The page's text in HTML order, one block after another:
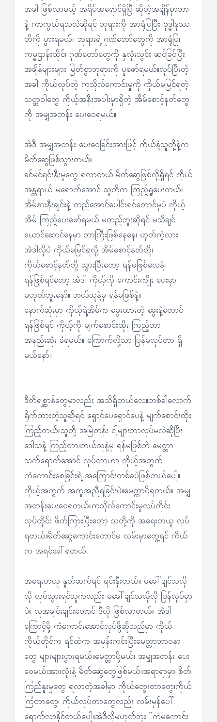
အခါ ဖြစ်လာမယ့် အရိပ်အရောင်ရှိပြီ ဆိုတဲ့အချိန်မှာဘာ
နဲ့ ကာကွယ်ရသလဲဆိုရင် ဘုရားကို အာရုံပြုပြီး ဗုဒ္ဓါနုဿ
တိကို ပွားရမယ်။ ဘုရားရဲ့ ဂုဏ်တော်တွေကို အာရုံပြု၊
ကမ္မဌာန်းထိုင်၊ ဂုဏ်တော်တွေကို နှလုံးသွင်း ဆင်ခြင်ပြီး
အချိန်များများ မြတ်စွာဘုရားကို ပူဇော်ရမယ်။လုပ်ပြီးတဲ့
အခါ ကိုယ်လုပ်တဲ့ ကုသိုလ်ကောင်းမှုကို ကိုယ်မမြင်ရတဲ့
သတ္တဝါတွေ ကိုယ့်အနီးအပါးမှာရှိတဲ့ အိမ်စောင့်နတ်တွေ
ကို အမျှအတန်း ပေးဝေရမယ်။
အဲဒီ အမျှအတန်း ပေးဝေခြင်းအားဖြင့် ကိုယ်နဲ့သူတို့နဲ့က
မိတ်ဆွေဖြစ်သွားတယ်။
ခင်မင်ရင်းနှီးမှုတွေ ရလာတယ်။မိတ်ဆွေဖြစ်လို့ရှိရင် ကိုယ်
အန္တရာယ် မရောက်အောင် သူတို့က ကြည့်ရှုပေးတယ်။
အိမ်နားနီးချင်းနဲ့ တည့်အောင်ပေါင်းရင်တောင်မှပဲ ကိုယ့်
အိမ် ကြည့်ပေးဖော်ရမယ်။မတည့်ဘူးဆိုရင် မသိချင်
ယောင်ဆောင်နေမှာ ဘာကြီးဖြစ်နေနေ၊ ဟုတ်ကဲ့လား။
အဲဒါလိုပဲ ကိုယ်မမြင်ရလို့ အိမ်စောင့်နတ်တို့၊
ကိုယ်စောင့်နတ်တို့ သွားပြီးတော့ ရန်မဖြစ်လေနဲ့။
ရန်ဖြစ်ရင်တော့ အဲဒါ ကိုယ့်ကို ကောင်းကျိုး ပေးမှာ
မဟုတ်ဘူးနော်။ ဘယ်သူနဲ့မှ ရန်မဖြစ်နဲ့။
နောက်ဆုံးမှာ ကိုယ့်ရဲ့အိမ်က မွေးထားတဲ့ ခွေးနဲ့တောင်
ရန်ဖြစ်ရင် ကိုယ့်ကို မျက်စောင်းထိုး ကြည့်တာ
အနည်းဆုံး ခံရမယ်။ ကြောက်လို့သာ ပြန်မလုပ်တာ ရှိ
မယ်နော်။
ဒီတိရစ္ဆာန်တွေမှာလည်း အသိရှိတယ်လေ။တစ်ခါလောက်
ရိုက်ထားတဲ့သူဆိုရင် ရှောင်ပေရှောင်ပေနဲ့ မျက်စောင်းထိုး
ကြည့်တယ်။သူတို့ အမြဲတန်း ငါ့များဘာလုပ်မလဲဆိုပြီး
ဒေါသနဲ့ ကြည့်တာ။ဘယ်သူနဲ့မှ ရန်မဖြစ်ဘဲ မေတ္တာ
သက်ရောက်အောင် လုပ်တာဟာ ကိုယ့်အတွက်
ကံကောင်းစေခြင်းရဲ့ အကြောင်းတစ်ခုပဲဖြစ်တယ်ပေါ့။
ကိုယ့်အတွက် အကူအညီရခြင်းပဲ။မေတ္တာပို့ရတယ်။ အမျှ
အတန်းပေးဝေရတယ်။ကုသိုလ်ကောင်းမှုလုပ်တိုင်း
လုပ်တိုင်း ဖိတ်ကြားပြီးတော့ သူတို့ကို အရေးတယူ လုပ်
ရတယ်။မိတ်ဆွေကောင်းတောင်မှ လမ်းမှာတွေ့ရင် ကိုယ်
က အရင်ခေါ်ရတယ်။
အရေးတယူ နှုတ်ဆက်ရင် ရင်းနှီးတယ်။ မခေါ်ချင်သလို
လို လုပ်သွားရင်သူကလည်း မခေါ်ချင်သလိုလို ပြန်လုပ်မှာ
ပဲ။ လူအချင်းချင်းတောင် ဒီလို ဖြစ်လာတယ်။ အဲဒါ
ကြောင့်မို့ ကံကောင်းအောင်လုပ်ဖို့ဆိုသည်မှာ ကိုယ်
ကိုယ်တိုင်က ရင်ထဲက အမုန်းကင်းပြီးမေတ္တာဘာဝနာ
တွေ များများပွားရမယ်။မေတ္တာပို့မယ်၊ အမျှအတန်း ပေး
ဝေမယ်၊အားလုံးနဲ့ မိတ်ဆွေတွေဖြစ်မယ်။အရာရာမှာ စိတ်
ကြည်နူးမှုတွေ ရလာတဲ့အခါမှာ ကိုယ်တွေးတာတွေ၊ကိုယ်
ကြံတာတွေ၊ ကိုယ်လုပ်တာတွေလည်း လမ်းမှန်ပေါ်
ရောက်လာနိုင်တယ်ပေါ့။အဲဒီလိုမဟုတ်ဘူး။”ကံမကောင်း